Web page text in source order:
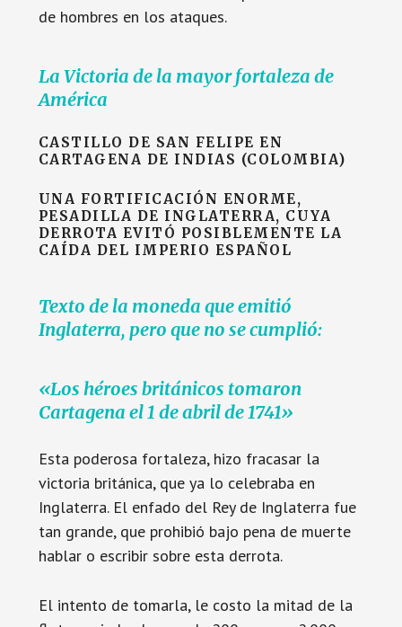
de hombres en los ataques.
La Victoria de la mayor fortaleza de
América
CASTILLO DE SAN FELIPE EN
CARTAGENA DE INDIAS (COLOMBIA)
UNA FORTIFICACIÓN ENORME,
PESADILLA DE INGLATERRA, CUYA
DERROTA EVITÓ POSIBLEMENTE LA
CAÍDA DEL IMPERIO ESPAÑOL
Texto de la moneda que emitió
Inglaterra, pero que no se cumplió:
«Los héroes británicos tomaron
Cartagena el 1 de abril de 1741»
Esta poderosa fortaleza, hizo fracasar la
victoria británica, que ya lo celebraba en
Inglaterra. El enfado del Rey de Inglaterra fue
tan grande, que prohibió bajo pena de muerte
hablar o escribir sobre esta derrota.
El intento de tomarla, le costo la mitad de la